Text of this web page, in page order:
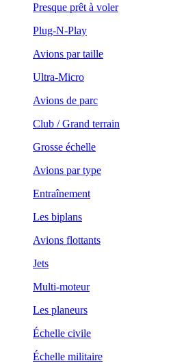
Presque prêt à voler
Plug-N-Play
Avions par taille
Ultra-Micro
Avions de parc
Club / Grand terrain
Grosse échelle
Avions par type
Entraînement
Les biplans
Avions flottants
Jets
Multi-moteur
Les planeurs
Échelle civile
Échelle militaire